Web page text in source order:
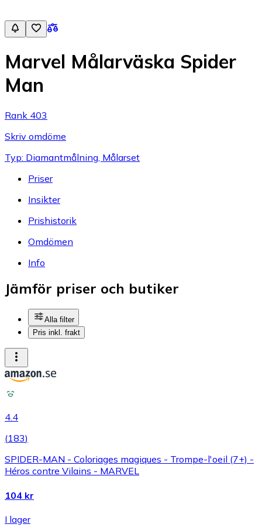
Marvel Målarväska Spider
Man
Rank 403
Skriv omdöme
Typ: Diamantmålning, Målarset
Priser
Insikter
Prishistorik
Omdömen
Info
Jämför priser och butiker
Alla filter
Pris inkl. frakt
4.4
(183)
SPIDER-MAN - Coloriages magiques - Trompe-l'oeil (7+) -
Héros contre Vilains - MARVEL
104 kr
I lager